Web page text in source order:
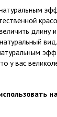
длину
у вас